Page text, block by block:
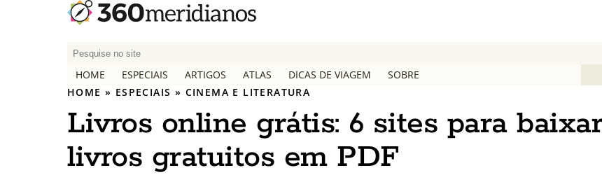
P
q
u
i
s
a
HOME ESPECIAIS ARTIGOS ATLAS DICAS DE VIAGEM SOBRE
HOME » ESPECIAIS » CINEMA E LITERATURA
Livros online grátis: 6 sites para
livros gratuitos em PDF